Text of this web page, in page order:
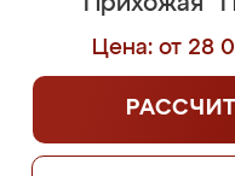
Цена: от 28